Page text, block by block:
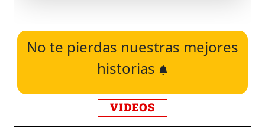
No te pierdas nuestras mejores
historias
VIDEOS